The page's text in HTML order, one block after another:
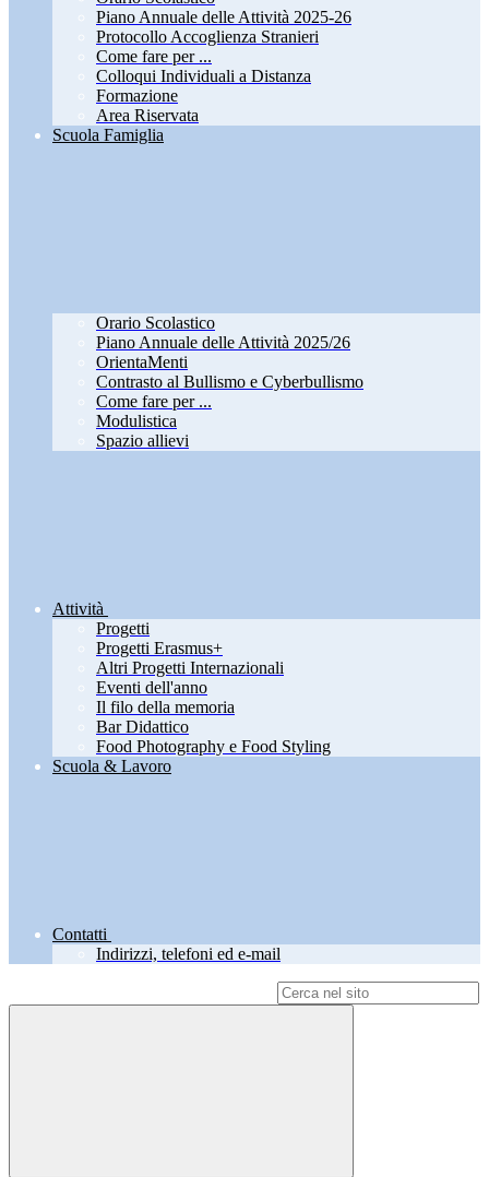
Piano Annuale delle Attività 2025-26
Protocollo Accoglienza Stranieri
Come fare per ...
Colloqui Individuali a Distanza
Formazione
Area Riservata
Scuola Famiglia
Orario Scolastico
Piano Annuale delle Attività 2025/26
OrientaMenti
Contrasto al Bullismo e Cyberbullismo
Come fare per ...
Modulistica
Spazio allievi
Attività
Progetti
Progetti Erasmus+
Altri Progetti Internazionali
Eventi dell'anno
Il filo della memoria
Bar Didattico
Food Photography e Food Styling
Scuola & Lavoro
Contatti
Indirizzi, telefoni ed e-mail